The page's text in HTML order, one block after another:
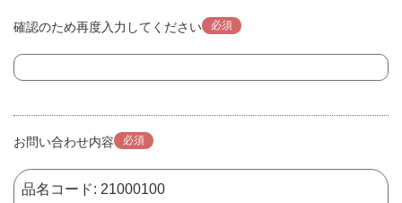
確認のため再度入力してください 必須
お問い合わせ内容 必須